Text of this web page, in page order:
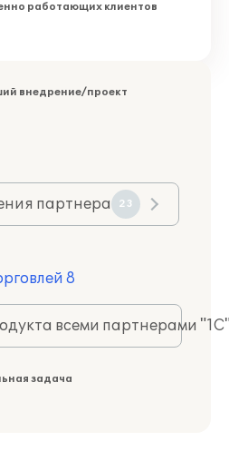
работающих клиентов
внедрение/проект
партнера 23
8
всеми партнерами
задача